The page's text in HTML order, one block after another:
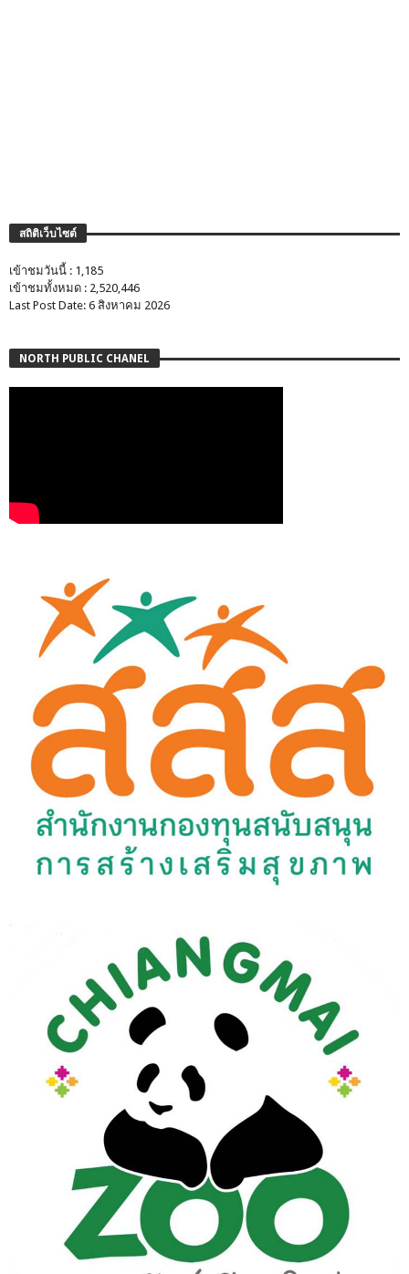
สถิติเว็บไซต์
เข้าชมวันนี้ : 1,185
เข้าชมทั้งหมด : 2,520,446
Last Post Date: 6 สิงหาคม 2026
NORTH PUBLIC CHANEL